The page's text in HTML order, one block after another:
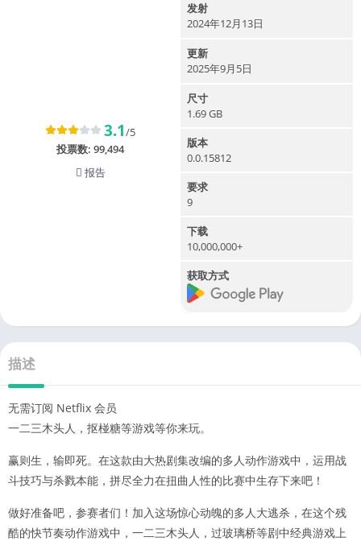
3.1/5
投票数: 99,494
报告
发射
2024年12月13日
更新
2025年9月5日
尺寸
1.69 GB
版本
0.0.15812
要求
9
下载
10,000,000+
获取方式
描述
无需订阅 Netflix 会员
一二三木头人，抠椪糖等游戏等你来玩。
赢则生，输即死。在这款由大热剧集改编的多人动作游戏中，运用战
斗技巧与杀戮本能，拼尽全力在扭曲人性的比赛中生存下来吧！
做好准备吧，参赛者们！加入这场惊心动魄的多人大逃杀，在这个残
酷的快节奏动作游戏中，一二三木头人，过玻璃桥等剧中经典游戏上